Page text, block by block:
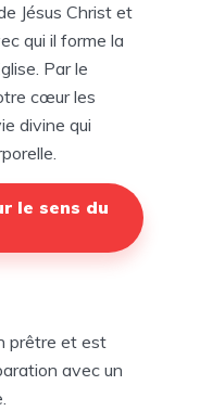
Jésus Christ et
qui il forme la
Par le
cœur les
divine qui
le sens du
prêtre et est
avec un